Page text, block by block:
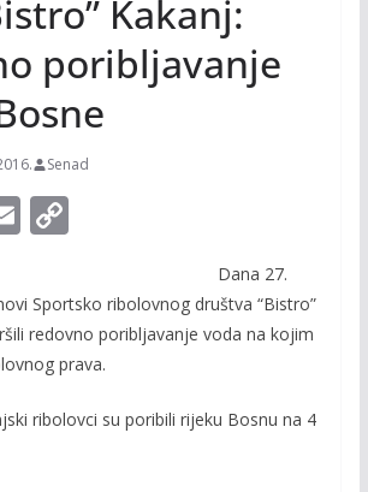
Kakanj:
poribljavanje
Senad
E
ai
l
C
p
y
Li
n
Dana 27.
Sportsko ribolovnog društva “Bistro”
redovno poribljavanje voda na kojim
prava.
ribolovci su poribili rijeku Bosnu na 4